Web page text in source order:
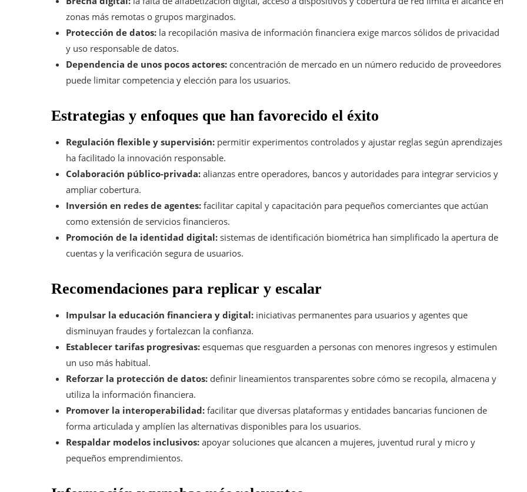
zonas más remotas o grupos marginados.
Protección de datos: la recopilación masiva de información financiera exige marcos sólidos de privacidad
y uso responsable de datos.
Dependencia de unos pocos actores: concentración de mercado en un número reducido de proveedores
puede limitar competencia y elección para los usuarios.
Estrategias y enfoques que han favorecido el éxito
Regulación flexible y supervisión: permitir experimentos controlados y ajustar reglas según aprendizajes
ha facilitado la innovación responsable.
Colaboración público-privada: alianzas entre operadores, bancos y autoridades para integrar servicios y
ampliar cobertura.
Inversión en redes de agentes: facilitar capital y capacitación para pequeños comerciantes que actúan
como extensión de servicios financieros.
Promoción de la identidad digital: sistemas de identificación biométrica han simplificado la apertura de
cuentas y la verificación segura de usuarios.
Recomendaciones para replicar y escalar
Impulsar la educación financiera y digital: iniciativas permanentes para usuarios y agentes que
disminuyan fraudes y fortalezcan la confianza.
Establecer tarifas progresivas: esquemas que resguarden a personas con menores ingresos y estimulen
un uso más habitual.
Reforzar la protección de datos: definir lineamientos transparentes sobre cómo se recopila, almacena y
utiliza la información financiera.
Promover la interoperabilidad: facilitar que diversas plataformas y entidades bancarias funcionen de
forma articulada y amplíen las alternativas disponibles para los usuarios.
Respaldar modelos inclusivos: apoyar soluciones que alcancen a mujeres, juventud rural y micro y
pequeños emprendimientos.